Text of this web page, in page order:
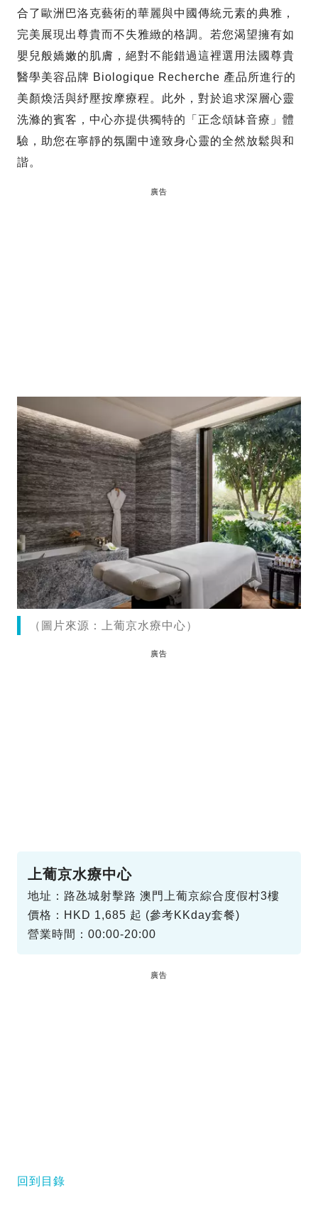
合了歐洲巴洛克藝術的華麗與中國傳統元素的典雅，
完美展現出尊貴而不失雅緻的格調。若您渴望擁有如
嬰兒般嬌嫩的肌膚，絕對不能錯過這裡選用法國尊貴
醫學美容品牌 Biologique Recherche 產品所進行的
美顏煥活與紓壓按摩療程。此外，對於追求深層心靈
洗滌的賓客，中心亦提供獨特的「正念頌缽音療」體
驗，助您在寧靜的氛圍中達致身心靈的全然放鬆與和
諧。
廣告
（圖片來源：上葡京水療中心）
廣告
上葡京水療中心
地址：路氹城射擊路 澳門上葡京綜合度假村3樓
價格：HKD 1,685 起 (參考KKday套餐)
營業時間：00:00-20:00
廣告
回到目錄